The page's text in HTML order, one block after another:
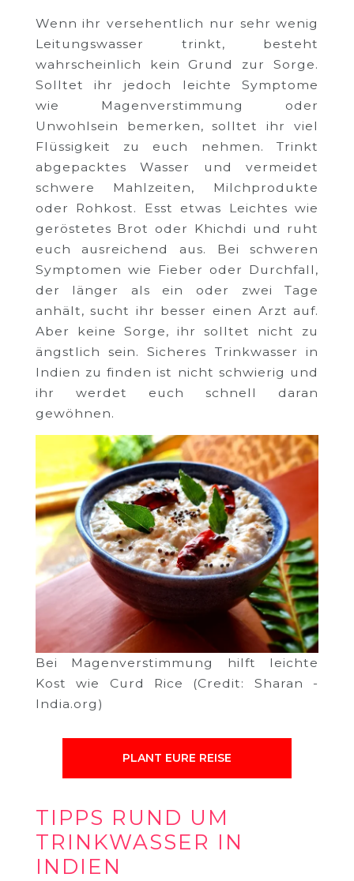
Wenn ihr versehentlich nur sehr wenig
Leitungswasser trinkt, besteht
wahrscheinlich kein Grund zur Sorge.
Solltet ihr jedoch leichte Symptome
wie Magenverstimmung oder
Unwohlsein bemerken, solltet ihr viel
Flüssigkeit zu euch nehmen. Trinkt
abgepacktes Wasser und vermeidet
schwere Mahlzeiten, Milchprodukte
oder Rohkost. Esst etwas Leichtes wie
geröstetes Brot oder Khichdi und ruht
euch ausreichend aus. Bei schweren
Symptomen wie Fieber oder Durchfall,
der länger als ein oder zwei Tage
anhält, sucht ihr besser einen Arzt auf.
Aber keine Sorge, ihr solltet nicht zu
ängstlich sein. Sicheres Trinkwasser in
Indien zu finden ist nicht schwierig und
ihr werdet euch schnell daran
gewöhnen.
Bei Magenverstimmung hilft leichte
Kost wie Curd Rice (Credit: Sharan -
India.org)
PLANT EURE REISE
TIPPS RUND UM
TRINKWASSER IN
INDIEN